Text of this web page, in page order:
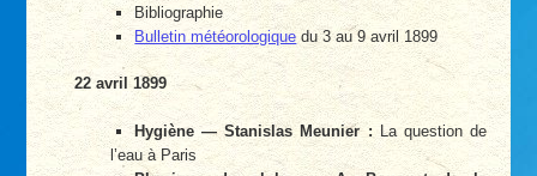
Bibliographie
Bulletin météorologique du 3 au 9 avril 1899
22 avril 1899
Hygiène — Stanislas Meunier :La question de
l’eau à Paris